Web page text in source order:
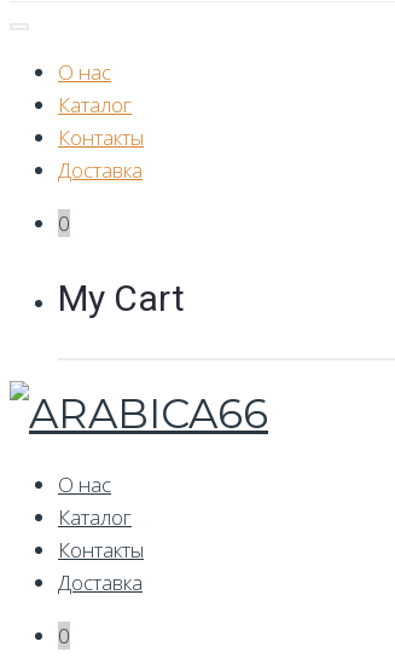
О нас
Каталог
Контакты
Доставка
0
My Cart
О нас
Каталог
Контакты
Доставка
0